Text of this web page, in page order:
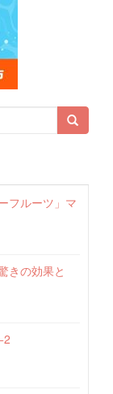
フルーツ」マ
きの効果と